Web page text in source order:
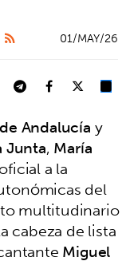
01/MAY/26
Andalucíay
Junta,María
a la
del
multitudinario
cabeza de lista
Miguel